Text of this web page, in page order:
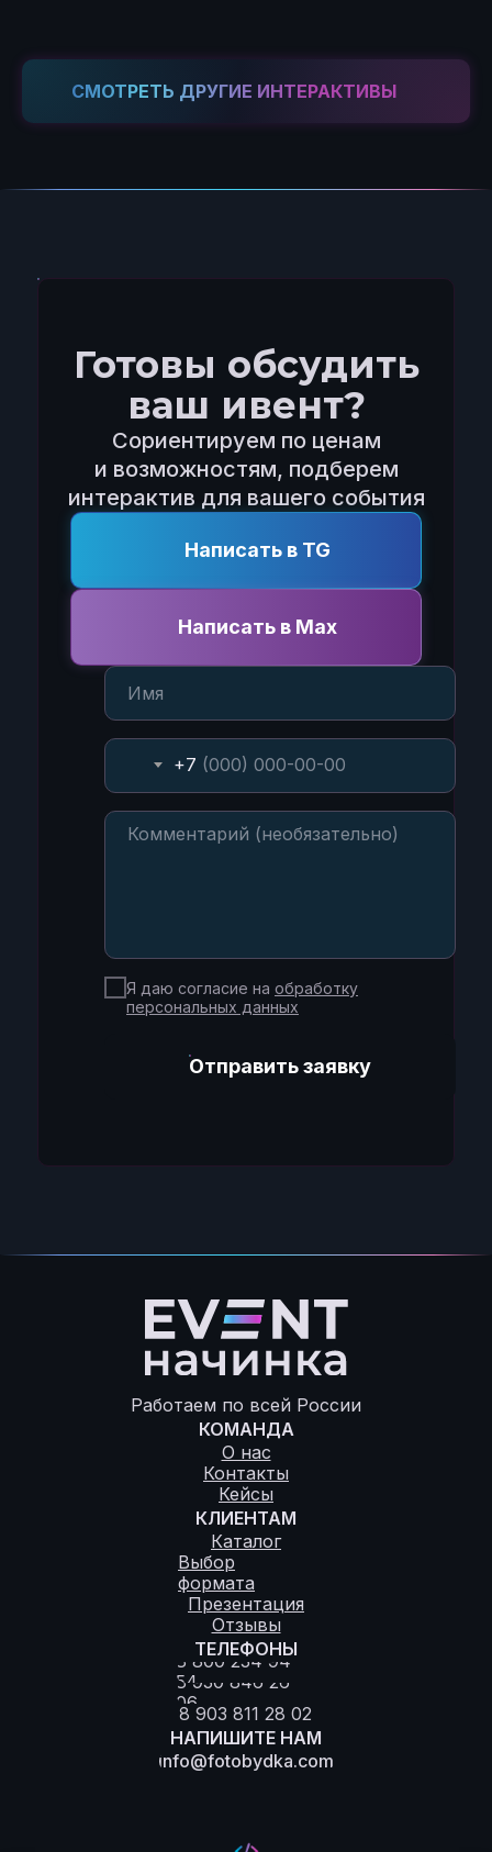
СМОТРЕТЬ ДРУГИЕ ИНТЕРАКТИВЫ
Готовы обсудить
ваш ивент?
Сориентируем по ценам
и возможностям, подберем
интерактив для вашего события
Написать в TG
Написать в Max
+7
Я даю согласие на обработку
персональных данных
Отправить заявку
Работаем по всей России
КОМАНДА
О нас
Контакты
Кейсы
КЛИЕНТАМ
Каталог
Выбор
формата
Презентация
Отзывы
ТЕЛЕФОНЫ
8 800 234 94
54
8 930 846 26
06
8 903 811 28 02
НАПИШИТЕ НАМ
info@fotobydka.com